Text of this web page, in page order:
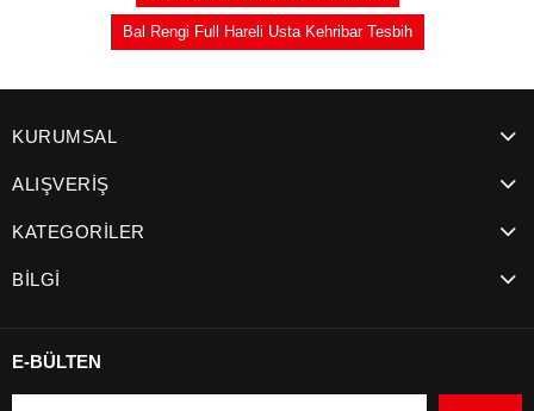
Bal Rengi Full Hareli Usta Kehribar Tesbih
KURUMSAL
ALIŞVERİŞ
KATEGORİLER
BİLGİ
E-BÜLTEN